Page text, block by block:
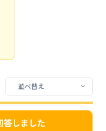
答しました